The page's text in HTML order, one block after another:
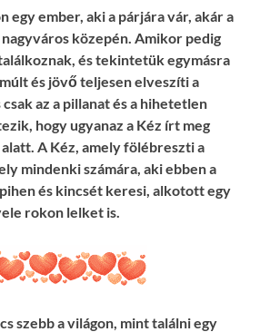
egy ember, aki a párjára vár, akár a
közepén. Amikor pedig
és tekintetük egymásra
és jövő teljesen elveszíti a
az a pillanat és a hihetetlen
hogy ugyanaz a Kéz írt meg
A Kéz, amely fölébreszti a
mindenki számára, aki ebben a
és kincsét keresi, alkotott egy
rokon lelket is.
szebb a világon, mint találni egy